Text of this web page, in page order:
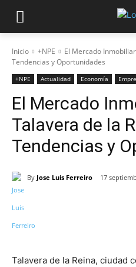
Inicio +NPE
El Mercado
Tendencias y Oportunidades
+NPE Actualidad Economía
El Mercado
Talavera de la
Tendencias y
By Jose Luis Ferreiro 17
Talavera de la Reina, ciudad